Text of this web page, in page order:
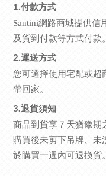
1.付款方式
Santini網路商城提供信
及貨到付款等方式付款。
2.運送方式
您可選擇使用宅配或超
帶回家。
3.退貨須知
商品到貨享７天猶豫期
購買後未剪下吊牌、未
於購買一週內可退換貨